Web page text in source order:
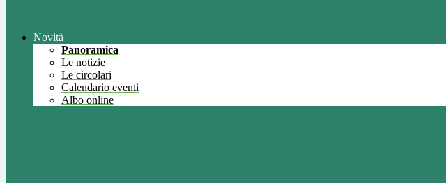
Novità
Panoramica
Le notizie
Le circolari
Calendario eventi
Albo online